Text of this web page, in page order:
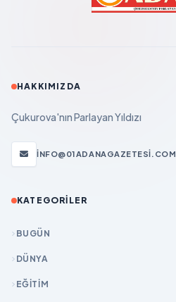
HAKKIMIZDA
Çukurova'nın Parlayan Yıldızı
INFO@01ADANAGAZETESI.COM
KATEGORILER
BUGÜN
DÜNYA
EĞİTİM